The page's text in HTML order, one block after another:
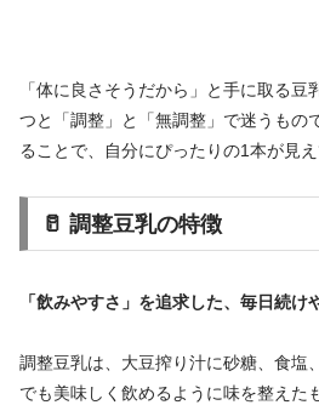
「体に良さそうだから」と手に取る
つと「調整」と「無調整」で迷うもの
ることで、自分にぴったりの1本が見え
🥛 調整豆乳の特徴
「飲みやすさ」を追求した、毎日続け
調整豆乳は、大豆搾り汁に砂糖、食塩
でも美味しく飲めるように味を整えた